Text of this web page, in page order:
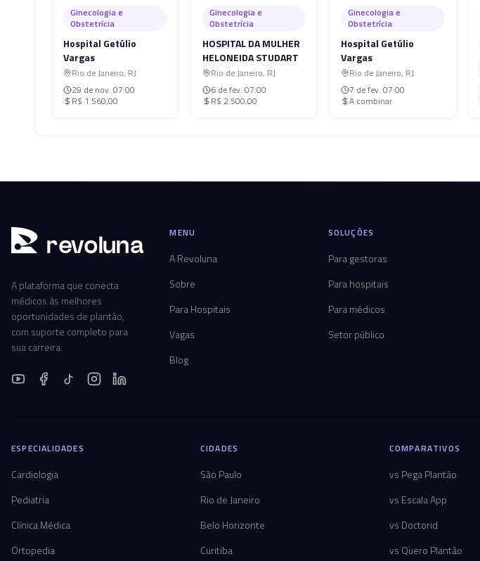
Ginecologia e
Obstetrícia
Hospital Getúlio
Vargas
Rio de Janeiro, RJ
29 de nov. 07:00
R$ 1.560,00
Ginecologia e
Obstetrícia
HOSPITAL DA MULHER
HELONEIDA STUDART
Rio de Janeiro, RJ
6 de fev. 07:00
R$ 2.500,00
Ginecologia e
Obstetrícia
Hospital Getúlio
Vargas
Rio de Janeiro, RJ
7 de fev. 07:00
A combinar
revoluna
A plataforma que conecta
médicos às melhores
oportunidades de plantão,
com suporte completo para
sua carreira.
MENU
A Revoluna
Sobre
Para Hospitais
Vagas
Blog
SOLUÇÕES
Para gestoras
Para hospitais
Para médicos
Setor público
ESPECIALIDADES
Cardiologia
Pediatria
Clínica Médica
Ortopedia
CIDADES
São Paulo
Rio de Janeiro
Belo Horizonte
Curitiba
COMPARATIVOS
vs Pega Plantão
vs Escala App
vs Doctorid
vs Quero Plantão